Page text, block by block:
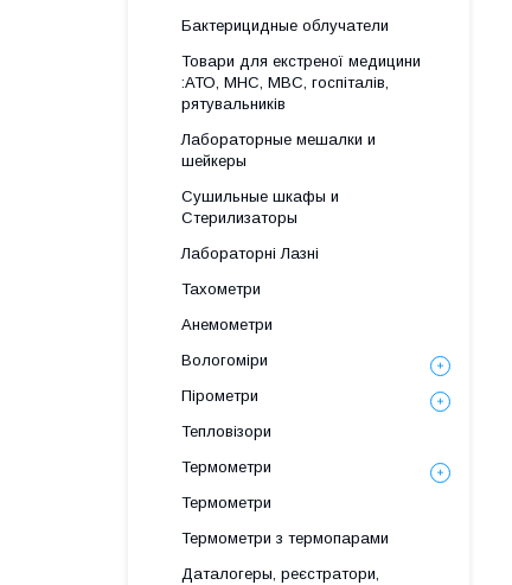
Бактерицидные облучатели
Товари для екстреної медицини
:АТО, МНС, МВС, госпіталів,
рятувальників
Лабораторные мешалки и
шейкеры
Сушильные шкафы и
Стерилизаторы
Лабораторні Лазні
Тахометри
Анемометри
Вологоміри
Пірометри
Тепловізори
Термометри
Термометри
Термометри з термопарами
Даталогеры, реєстратори,